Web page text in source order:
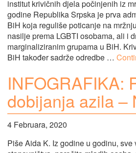
institut krivičnih djela počinjenih iz
godine Republika Srpska je prva
BiH koja reguliše poticanje na
nasilje prema LGBTI osobama, ali i
marginaliziranim grupama u BiH.
BiH također sadrže odredbe …
INFOGRAFIKA:
dobijanja azila –
4 Februara, 2020
Piše Aida K. Iz godine u godinu, sve